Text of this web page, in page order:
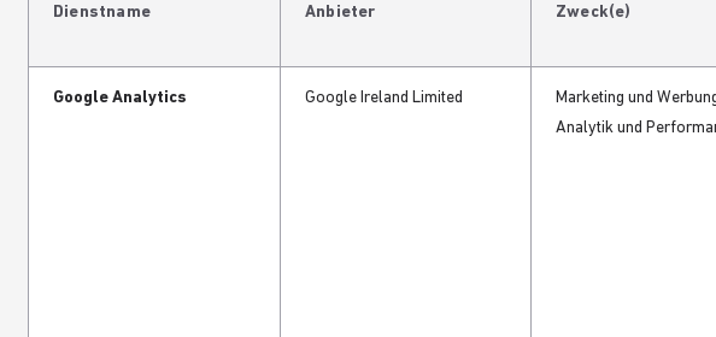
Dienstname Anbieter Zweck(e)
Google Analytics Google Ireland Limited
Marketing und
Analytik und